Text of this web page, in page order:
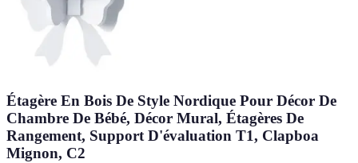
Étagère En Bois De Style Nordique Pour Décor De
Chambre De Bébé, Décor Mural, Étagères De
Rangement, Support D'évaluation T1, Clapboa
Mignon, C2